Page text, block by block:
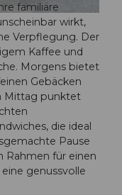
familiäre
wirkt,
Verpflegung. Der
Kaffee und
Morgens bietet
Gebäcken
Mittag punktet
die ideal
Pause
Rahmen für einen
genussvolle